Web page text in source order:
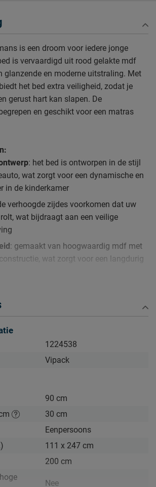
is een droom voor iedere jonge
is vervaardigd uit rood gelakte mdf
glanzende en moderne uitstraling. Met
het bed extra veiligheid, zodat je
gerust hart kan slapen. De
en geschikt voor een matras
: het bed is ontworpen in de stijl
wat zorgt voor een dynamische en
in de kinderkamer
verhoogde zijdes voorkomen dat uw
wat bijdraagt aan een veilige
: gemaakt van hoogwaardig mdf met
wat zorgt voor een langdurig
MDF is eenvoudig schoon te maken
matras en accessoires zijn
evenals de garantie
bij het kopje ‘Goed om te
1224538
Vipack
90 cm
30 cm
Eenpersoons
111 x 247 cm
200 cm
Nee